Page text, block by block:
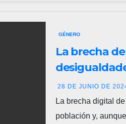
GÉNERO
La brecha
28 DE JUNIO DE
La brecha digital
población y,